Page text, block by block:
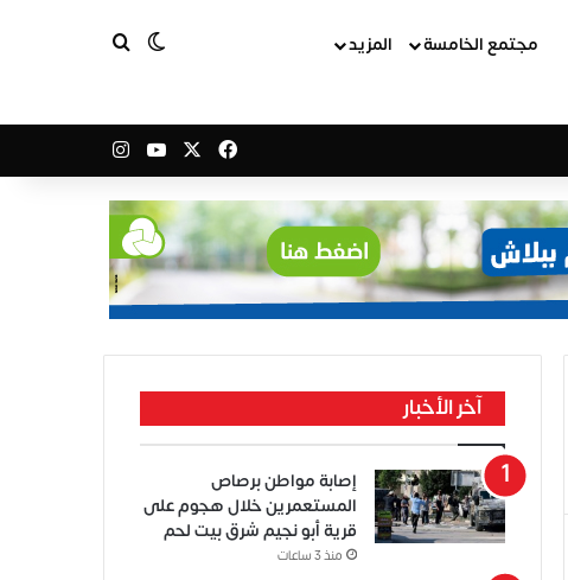
مجتمع الخامسة المزيد الوضع المظلم
فيسبوك ‫YouTube
آخر الأخبار
إصابة مواطن برصاص
المستعمرين خلال هجوم على
قرية أبو نجيم شرق بيت لحم
منذ 3 ساعات